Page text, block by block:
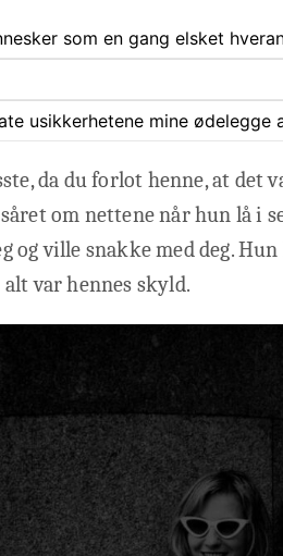
som en gang elsket
usikkerhetene mine ødelegge
da du forlot henne, at det
om nettene når hun lå i
og ville snakke med deg.
var hennes skyld.